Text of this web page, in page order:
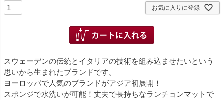
お気に入りに登録
スウェーデンの伝統とイタリアの技術を組み込ませたいという
思いから生まれたブランドです。
ヨーロッパで人気のブランドがアジア初展開！
スポンジで水洗いが可能！丈夫で長持ちなランチョンマットで